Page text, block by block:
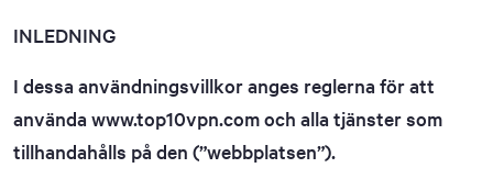
INLEDNING
I dessa användningsvillkor anges reglerna för att
använda www.top10vpn.com och alla tjänster som
tillhandahålls på den (”webbplatsen”).